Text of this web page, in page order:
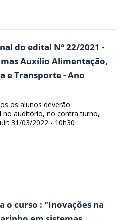
do edital N° 22/2021 -
Auxílio Alimentação,
e Transporte - Ano
os alunos deverão
no auditório, no contra turno,
31/03/2022 - 10h30
o curso : "Inovações na